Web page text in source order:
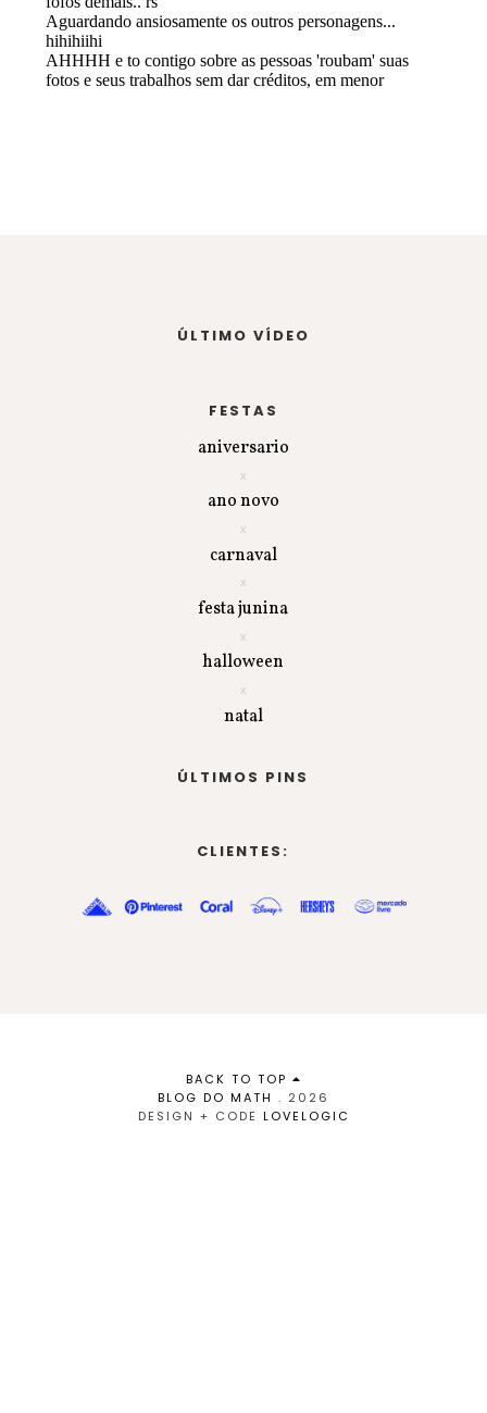
ÚLTIMO VÍDEO
FESTAS
aniversario
ano novo
carnaval
festa junina
halloween
natal
ÚLTIMOS PINS
CLIENTES:
BACK TO TOP
BLOG DO MATH . 2026
DESIGN + CODE LOVELOGIC